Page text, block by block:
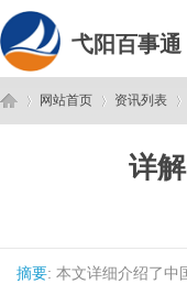
弋阳百事通
网站首页 资讯列表
详
摘要: 本文详细介绍了中